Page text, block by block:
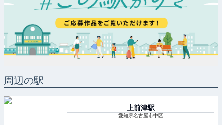
周辺の駅
上前津駅
愛知県名古屋市中区